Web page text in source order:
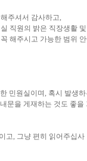
주셔서 감사하고,
직원의 밝은 직장생활 및
해주시고 가능한 범위
민원실이며, 혹시 발생
문을 게재하는 것도 좋을
고, 그냥 편히 읽어주십사